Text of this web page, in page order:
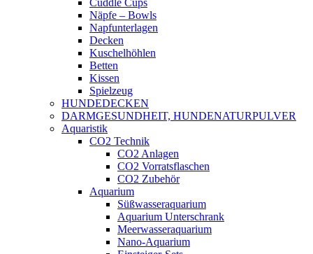
Cuddle Cups
Näpfe – Bowls
Napfunterlagen
Decken
Kuschelhöhlen
Betten
Kissen
Spielzeug
HUNDEDECKEN
DARMGESUNDHEIT, HUNDENATURPULVER
Aquaristik
CO2 Technik
CO2 Anlagen
CO2 Vorratsflaschen
CO2 Zubehör
Aquarium
Süßwasseraquarium
Aquarium Unterschrank
Meerwasseraquarium
Nano-Aquarium